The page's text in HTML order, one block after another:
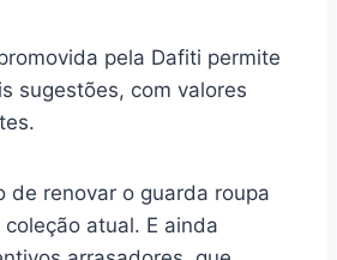
pela Dafiti permite
sugestões, com valores
de renovar o guarda roupa
atual. E ainda